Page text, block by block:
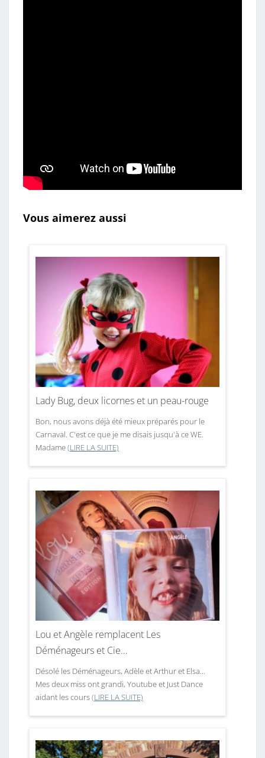
Vous aimerez aussi
Lady Bug, deux licornes et un peau-rouge
Bon, nous avons déjà été mieux préparés pour le
Carnaval. C'est ce que je me disais jusqu'à ce WE.
Madame(LIRE LA SUITE)
Lou et Angèle remplacent Les
Déménageurs et Cie…
Désolé les Déménageurs, Adèle et Arthur et Elsa...
Mes deux miss ont grandi, Youtube et Just Dance
aidant les cours(LIRE LA SUITE)